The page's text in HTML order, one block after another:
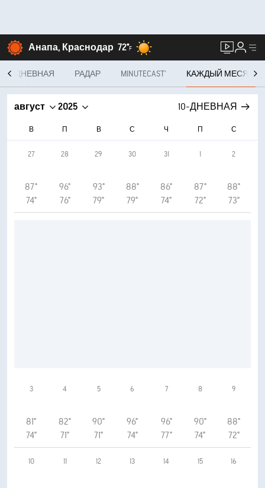
Анапа, Краснодар 72°F
10-ДНЕВНАЯ РАДАР MINUTECAST® КАЖДЫЙ МЕСЯЦ
август 2025 10-ДНЕВНАЯ
В П В С Ч П С
27
87°
74°
28
96°
76°
29
93°
79°
30
88°
79°
31
86°
74°
1
87°
72°
2
88°
73°
3
81°
74°
4
82°
71°
5
90°
71°
6
96°
74°
7
96°
77°
8
90°
74°
9
88°
72°
10 11 12 13 14 15 16